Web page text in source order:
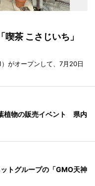
喫茶 こさじいち」
がオープンして、7月20日
植物の販売イベント 県内
トグループの「GMO天神